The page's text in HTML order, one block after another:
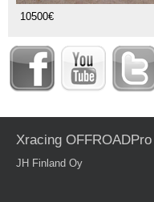
10500€
Xracing OFFROADPro
JH Finland Oy